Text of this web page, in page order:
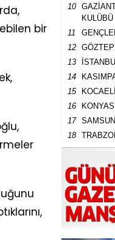
bir
10
KULÜBÜ
11
12
13
14
15
16
17
18